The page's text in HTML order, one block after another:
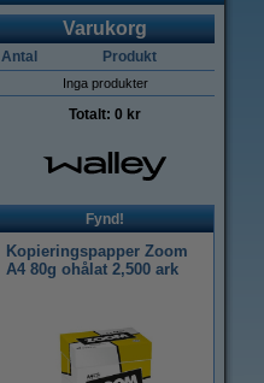
Varukorg
Antal Produkt
Inga produkter
Totalt: 0 kr
Fynd!
Kopieringspapper Zoom
A4 80g ohålat 2,500 ark